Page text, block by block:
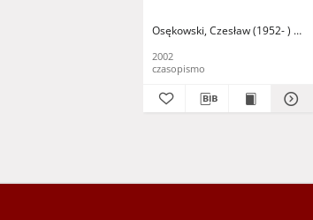
Osękowski, Czesław (1952- ) - red.
2002
czasopismo